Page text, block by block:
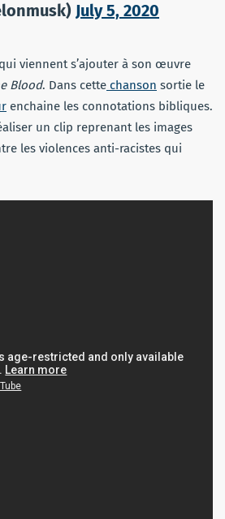
July 5, 2020
viennent s’ajouter à son œuvre
Blood. Dans cette chanson sortie le
enchaine les connotations bibliques.
un clip reprenant les images
les violences anti-racistes qui